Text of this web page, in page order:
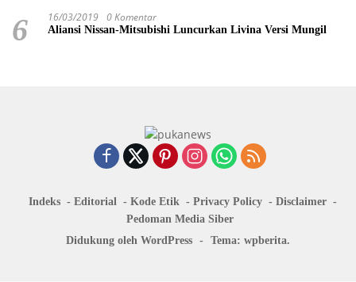
6 16/03/2019 0 Komentar
Aliansi Nissan-Mitsubishi Luncurkan Livina Versi Mungil
Indeks Editorial Kode Etik Privacy Policy
Disclaimer
Pedoman Media Siber
Didukung oleh WordPress - Tema: wpberita.